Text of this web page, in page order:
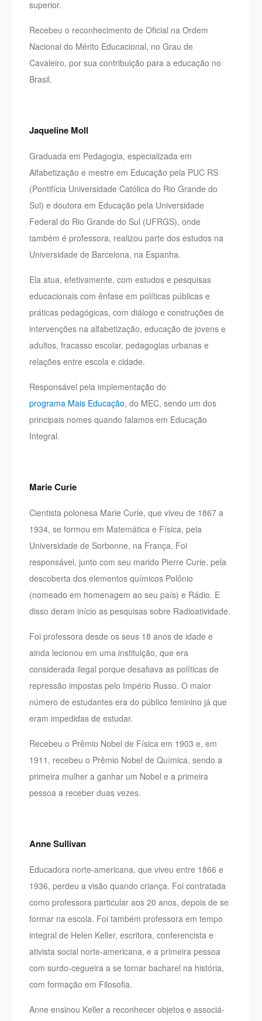
superior.
Recebeu o reconhecimento de Oficial na Ordem
Nacional do Mérito Educacional, no Grau de
Cavaleiro, por sua contribuição para a educação no
Brasil.
Jaqueline Moll
Graduada em Pedagogia, especializada em
Alfabetização e mestre em Educação pela PUC RS
(Pontifícia Universidade Católica do Rio Grande do
Sul) e doutora em Educação pela Universidade
Federal do Rio Grande do Sul (UFRGS), onde
também é professora, realizou parte dos estudos na
Universidade de Barcelona, na Espanha.
Ela atua, efetivamente, com estudos e pesquisas
educacionais com ênfase em políticas públicas e
práticas pedagógicas, com diálogo e construções de
intervenções na alfabetização, educação de jovens e
adultos, fracasso escolar, pedagogias urbanas e
relações entre escola e cidade.
Responsável pela implementação do
programa Mais Educação, do MEC, sendo um dos
principais nomes quando falamos em Educação
Integral.
Marie Curie
Cientista polonesa Marie Curie, que viveu de 1867 a
1934, se formou em Matemática e Física, pela
Universidade de Sorbonne, na França. Foi
responsável, junto com seu marido Pierre Curie, pela
descoberta dos elementos químicos Polônio
(nomeado em homenagem ao seu país) e Rádio. E
disso deram início as pesquisas sobre Radioatividade.
Foi professora desde os seus 18 anos de idade e
ainda lecionou em uma instituição, que era
considerada ilegal porque desafiava as políticas de
repressão impostas pelo Império Russo. O maior
número de estudantes era do público feminino já que
eram impedidas de estudar.
Recebeu o Prêmio Nobel de Física em 1903 e, em
1911, recebeu o Prêmio Nobel de Química, sendo a
primeira mulher a ganhar um Nobel e a primeira
pessoa a receber duas vezes.
Anne Sullivan
Educadora norte-americana, que viveu entre 1866 e
1936, perdeu a visão quando criança. Foi contratada
como professora particular aos 20 anos, depois de se
formar na escola. Foi também professora em tempo
integral de Helen Keller, escritora, conferencista e
ativista social norte-americana, e a primeira pessoa
com surdo-cegueira a se tornar bacharel na história,
com formação em Filosofia.
Anne ensinou Keller a reconhecer objetos e associá-